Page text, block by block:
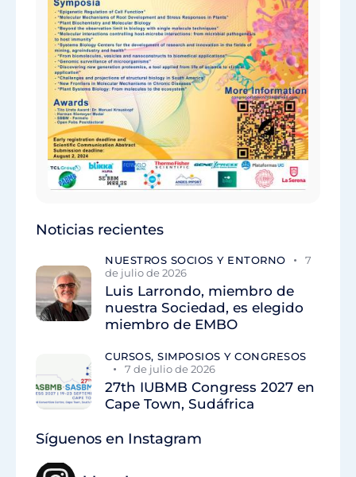
Noticias recientes
NUESTROS SOCIOS Y ENTORNO
7
de julio de 2026
Luis Larrondo, miembro de
nuestra Sociedad, es elegido
miembro de EMBO
CURSOS, SIMPOSIOS Y CONGRESOS
7 de julio de 2026
27th IUBMB Congress 2027 en
Cape Town, Sudáfrica
Síguenos en Instagram